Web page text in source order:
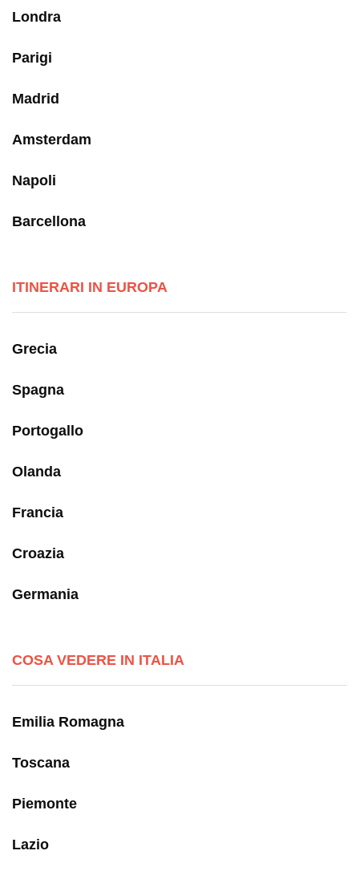
Londra
Parigi
Madrid
Amsterdam
Napoli
Barcellona
ITINERARI IN EUROPA
Grecia
Spagna
Portogallo
Olanda
Francia
Croazia
Germania
COSA VEDERE IN ITALIA
Emilia Romagna
Toscana
Piemonte
Lazio